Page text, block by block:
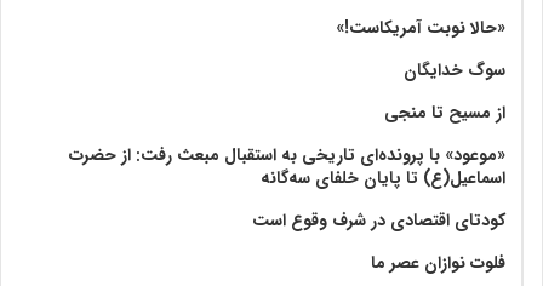
«حالا نوبت آمریکاست!»
سوگ خدایگان
از مسیح تا منجی
«موعود» با پرونده‌ای تاریخی به استقبال مبعث رفت: از حضرت
اسماعیل(ع) تا پایان خلفای سه‌گانه
کودتای اقتصادی در شرف وقوع است
فلوت نوازان عصر ما